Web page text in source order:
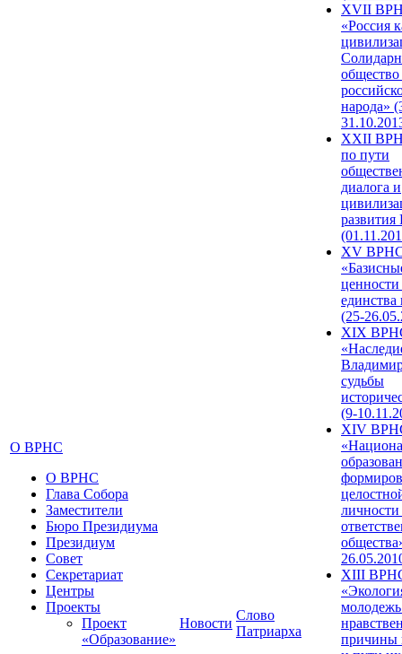
О ВРНС
О ВРНС
Глава Собора
Заместители
Бюро Президиума
Президиум
Совет
Секретариат
Центры
Проекты
Проект
«Образование»
Новости
Слово
Патриарха
XVII
«Россия
народа»
XXII
по пути
диалога и
развития
XV
единства
(25-
XIX
судьбы
(9-
XIV
XIII
причины